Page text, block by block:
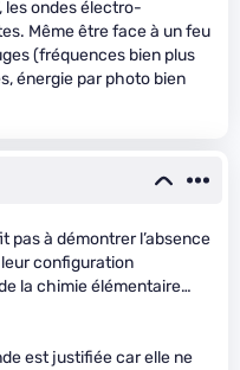
les ondes électro-
Même être face à un feu
(fréquences bien plus
énergie par photo bien
pas à démontrer l’absence
configuration
la chimie élémentaire…
est justifiée car elle ne